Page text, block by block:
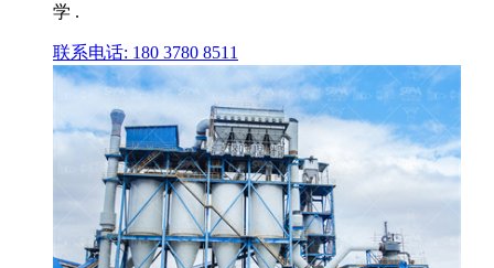
学 .
联系电话: 180 3780 8511